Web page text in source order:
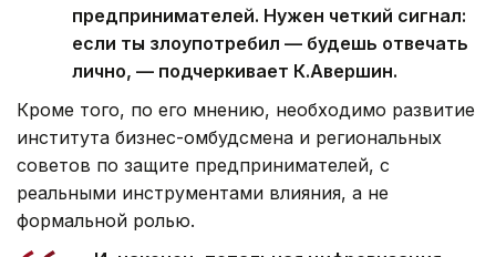
предпринимателей. Нужен четкий сигнал:
если ты злоупотребил — будешь отвечать
лично, — подчеркивает К.Авершин.
Кроме того, по его мнению, необходимо развитие
института бизнес-омбудсмена и региональных
советов по защите предпринимателей, с
реальными инструментами влияния, а не
формальной ролью.